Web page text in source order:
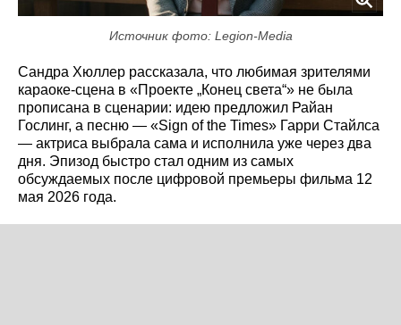
Источник фото: Legion-Media
Сандра Хюллер рассказала, что любимая зрителями
караоке‑сцена в «Проекте „Конец света“» не была
прописана в сценарии: идею предложил Райан
Гослинг, а песню — «Sign of the Times» Гарри Стайлса
— актриса выбрала сама и исполнила уже через два
дня. Эпизод быстро стал одним из самых
обсуждаемых после цифровой премьеры фильма 12
мая 2026 года.